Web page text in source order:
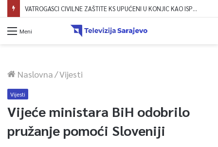
VATROGASCI CIVILNE ZAŠTITE KS UPUĆENI U KONJIC KAO ISPOMOĆ U GAŠENJU POŽARA
Meni
Naslovna/Vijesti
Vijesti
Vijeće ministara BiH odobrilo
pružanje pomoći Sloveniji